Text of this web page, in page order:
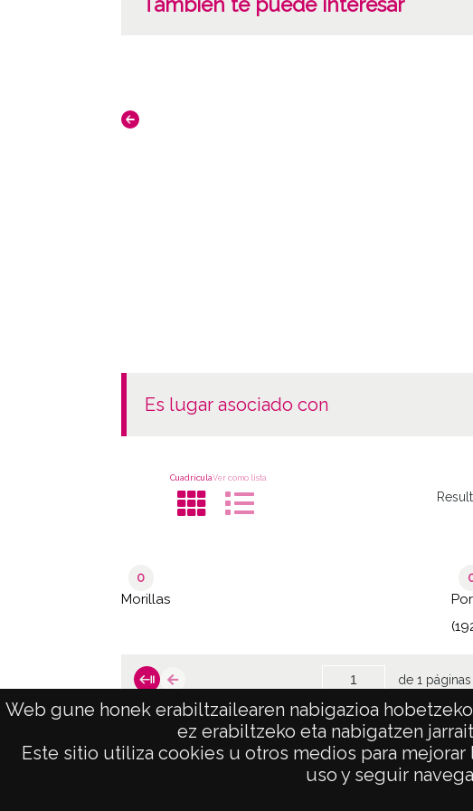
Web gune honek erabiltzailearen nabigazioa
ez erabiltzeko eta nabigatzen
Este sitio utiliza cookies u otros medios para
uso y seguir
es lugar asociado con
CuadrículaVer como lista
0
Morillas
de 1 páginas
AVISO LEGAL POLÍTICA